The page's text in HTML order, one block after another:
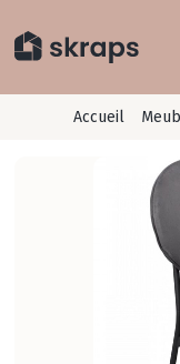
Accueil